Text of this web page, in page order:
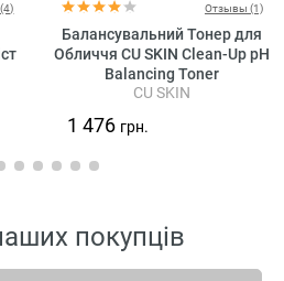
Отзывы (1)
Балансувальний Тонер для
Обличчя CU SKIN Clean-Up pH
Balancing Toner
CU SKIN
1 476 грн.
покупців